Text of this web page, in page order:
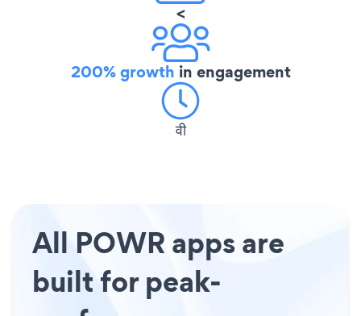
<
200% growth in engagement
वी
All POWR apps are
built for peak-